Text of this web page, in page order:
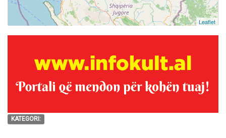
KATEGORI:
Leaflet